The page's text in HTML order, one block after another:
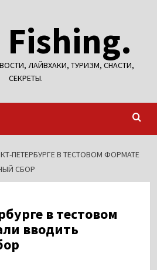
Fishing.
ЛАЙВХАКИ, ТУРИЗМ, СНАСТИ,
СЕКРЕТЫ.
ПЕТЕРБУРГЕ В ТЕСТОВОМ ФОРМАТЕ
СБОР
в тестовом
вводить